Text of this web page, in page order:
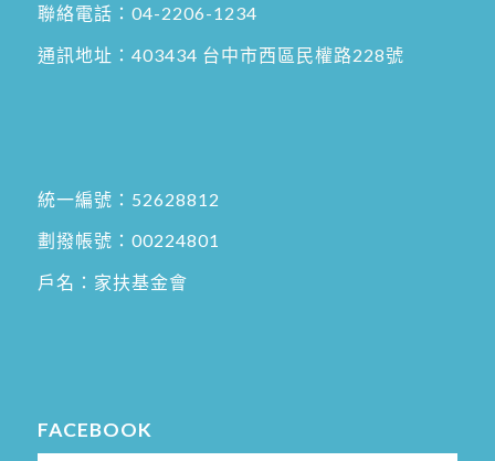
聯絡電話： 04-2206-1234
通訊地址： 403434 台中市西區民權路228號
統一編號：52628812
劃撥帳號：00224801
戶名：家扶基金會
FACEBOOK